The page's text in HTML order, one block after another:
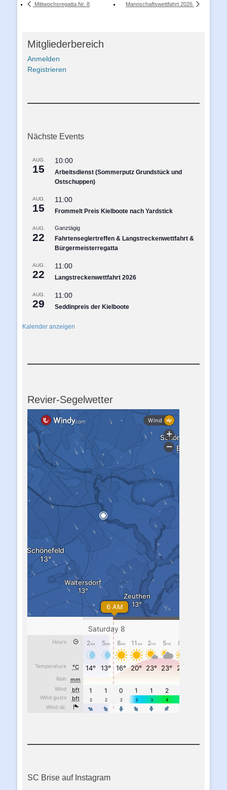
Mittwochsregatta Nr. 8 Mannschaftswettfahrt 2026
Mitgliederbereich
Anmelden
Registrieren
Nächste Events
AUG.
15
10:00
Arbeitsdienst (Sommerputz Grundstück und
Ostschuppen)
AUG.
15
11:00
Frommelt Preis Kielboote nach Yardstick
AUG.
22
Ganztägig
Fahrtenseglertreffen & Langstreckenwettfahrt &
Bürgermeisterregatta
AUG.
22
11:00
Langstreckenwettfahrt 2026
AUG.
29
11:00
Seddinpreis der Kielboote
Kalender anzeigen
Revier-Segelwetter
SC Brise auf Instagram